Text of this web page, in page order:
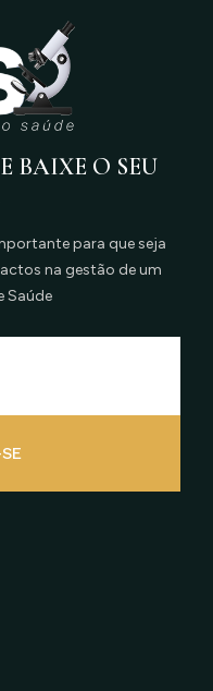
BAIXE O SEU
para que seja
na gestão de um
Saúde